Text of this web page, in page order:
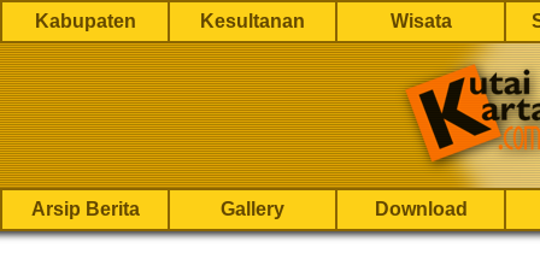
Kabupaten Kesultanan Wisata
Arsip Berita Gallery Download